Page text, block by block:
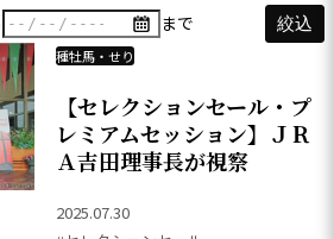
まで 絞込
種牡馬・せり
【セレクションセール・プ
レミアムセッション】ＪＲ
Ａ吉田理事長が視察
2025.07.30